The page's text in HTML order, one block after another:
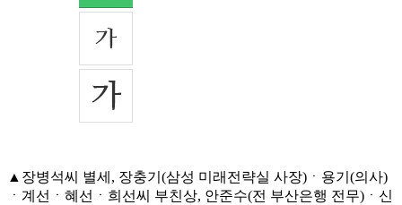
▲장병석씨 별세, 장충기(삼성 미래전략실 사장)ㆍ용기(의사)
ㆍ계선ㆍ혜선ㆍ희선씨 부친상, 안준수(전 부산은행 전무)ㆍ신